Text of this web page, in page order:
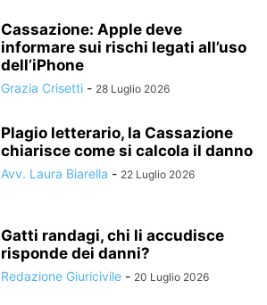
Cassazione: Apple deve
informare sui rischi legati all’uso
dell’iPhone
Grazia Crisetti - 28 Luglio 2026
Plagio letterario, la Cassazione
chiarisce come si calcola il danno
Avv. Laura Biarella - 22 Luglio 2026
Gatti randagi, chi li accudisce
risponde dei danni?
Redazione Giuricivile - 20 Luglio 2026